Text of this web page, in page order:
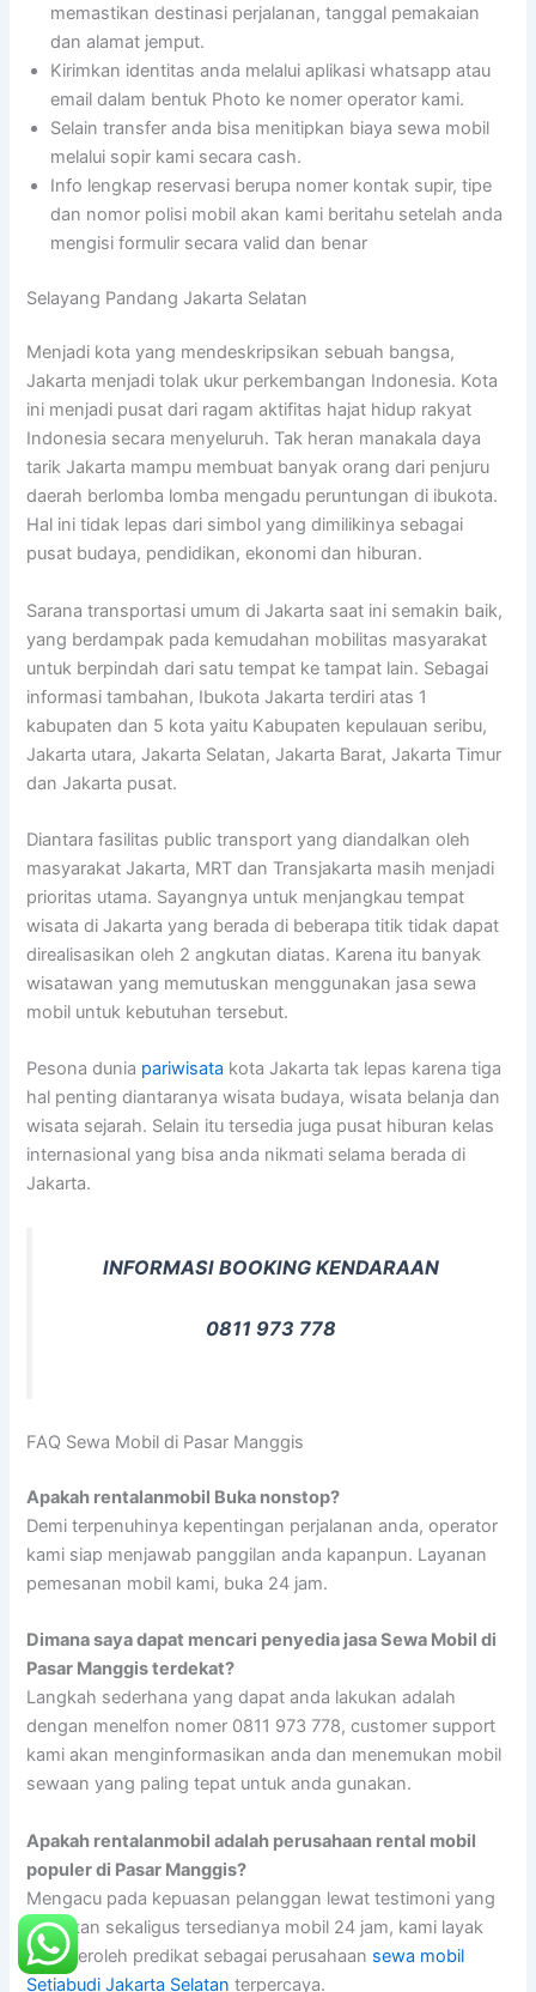
memastikan destinasi perjalanan, tanggal pemakaian
dan alamat jemput.
Kirimkan identitas anda melalui aplikasi whatsapp atau
email dalam bentuk Photo ke nomer operator kami.
Selain transfer anda bisa menitipkan biaya sewa mobil
melalui sopir kami secara cash.
Info lengkap reservasi berupa nomer kontak supir, tipe
dan nomor polisi mobil akan kami beritahu setelah anda
mengisi formulir secara valid dan benar
Selayang Pandang Jakarta Selatan
Menjadi kota yang mendeskripsikan sebuah bangsa,
Jakarta menjadi tolak ukur perkembangan Indonesia. Kota
ini menjadi pusat dari ragam aktifitas hajat hidup rakyat
Indonesia secara menyeluruh. Tak heran manakala daya
tarik Jakarta mampu membuat banyak orang dari penjuru
daerah berlomba lomba mengadu peruntungan di ibukota.
Hal ini tidak lepas dari simbol yang dimilikinya sebagai
pusat budaya, pendidikan, ekonomi dan hiburan.
Sarana transportasi umum di Jakarta saat ini semakin baik,
yang berdampak pada kemudahan mobilitas masyarakat
untuk berpindah dari satu tempat ke tampat lain. Sebagai
informasi tambahan, Ibukota Jakarta terdiri atas 1
kabupaten dan 5 kota yaitu Kabupaten kepulauan seribu,
Jakarta utara, Jakarta Selatan, Jakarta Barat, Jakarta Timur
dan Jakarta pusat.
Diantara fasilitas public transport yang diandalkan oleh
masyarakat Jakarta, MRT dan Transjakarta masih menjadi
prioritas utama. Sayangnya untuk menjangkau tempat
wisata di Jakarta yang berada di beberapa titik tidak dapat
direalisasikan oleh 2 angkutan diatas. Karena itu banyak
wisatawan yang memutuskan menggunakan jasa sewa
mobil untuk kebutuhan tersebut.
Pesona dunia pariwisata kota Jakarta tak lepas karena tiga
hal penting diantaranya wisata budaya, wisata belanja dan
wisata sejarah. Selain itu tersedia juga pusat hiburan kelas
internasional yang bisa anda nikmati selama berada di
Jakarta.
INFORMASI BOOKING KENDARAAN
0811 973 778
FAQ Sewa Mobil di Pasar Manggis
Apakah rentalanmobil Buka nonstop?
Demi terpenuhinya kepentingan perjalanan anda, operator
kami siap menjawab panggilan anda kapanpun. Layanan
pemesanan mobil kami, buka 24 jam.
Dimana saya dapat mencari penyedia jasa Sewa Mobil di
Pasar Manggis terdekat?
Langkah sederhana yang dapat anda lakukan adalah
dengan menelfon nomer 0811 973 778, customer support
kami akan menginformasikan anda dan menemukan mobil
sewaan yang paling tepat untuk anda gunakan.
Apakah rentalanmobil adalah perusahaan rental mobil
populer di Pasar Manggis?
Mengacu pada kepuasan pelanggan lewat testimoni yang
diberikan sekaligus tersedianya mobil 24 jam, kami layak
memperoleh predikat sebagai perusahaan sewa mobil
Setiabudi Jakarta Selatan terpercaya.